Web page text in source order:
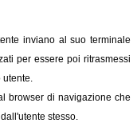
inviano al suo terminale
per essere poi ritrasmessi
browser di navigazione che
stesso.